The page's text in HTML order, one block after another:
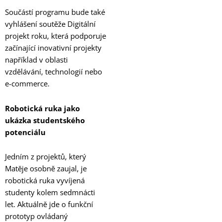
Součástí programu bude také
vyhlášení soutěže Digitální
projekt roku, která podporuje
začínající inovativní projekty
například v oblasti
vzdělávání, technologií nebo
e-commerce.
Robotická ruka jako
ukázka studentského
potenciálu
Jedním z projektů, který
Matěje osobně zaujal, je
robotická ruka vyvíjená
studenty kolem sedmnácti
let. Aktuálně jde o funkční
prototyp ovládaný